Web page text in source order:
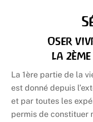
Oser
la
La 1ère partie de la
est donné depuis
et par toutes les
permis de constituer